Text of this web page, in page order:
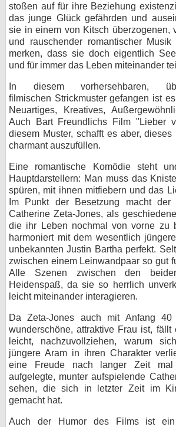
stoßen auf für ihre Beziehung
das junge Glück gefährden und
sie in einem von Kitsch überzogenen,
und rauschender romantischer
merken, dass sie doch eigentlich
und für immer das Leben miteinander
In diesem vorhersehbaren,
filmischen Strickmuster gefangen ist
Neuartiges, Kreatives,
Auch Bart Freundlichs Film "Lieber
diesem Muster, schafft es aber, dieses
charmant auszufüllen.
Eine romantische Komödie steht
Hauptdarstellern: Man muss das
spüren, mit ihnen mitfiebern und das
Im Punkt der Besetzung macht
Catherine Zeta-Jones, als
die ihr Leben nochmal von vorne zu
harmoniert mit dem wesentlich
unbekannten Justin Bartha perfekt.
zwischen einem Leinwandpaar so gut
Alle Szenen zwischen den
Heidenspaß, da sie so herrlich
leicht miteinander interagieren.
Da Zeta-Jones auch mit Anfang
wunderschöne, attraktive Frau ist, fällt
leicht, nachzuvollziehen, warum
jüngere Aram in ihren Charakter
eine Freude nach langer Zeit
aufgelegte, munter aufspielende
sehen, die sich in letzter Zeit im
gemacht hat.
Auch der Humor des Films ist ein